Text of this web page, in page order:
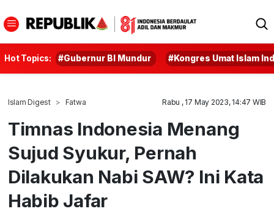
Hot Topics: #Gubernur BI Mundur #Kongres Umat Islam
Islam Digest Fatwa Rabu , 17 May 2023, 14:47 WIB
Timnas Indonesia Menang
Sujud Syukur, Pernah
Dilakukan Nabi SAW? Ini Kata
Habib Jafar